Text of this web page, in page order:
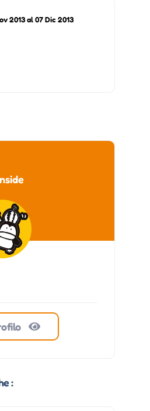
2013 al 07 Dic 2013
: